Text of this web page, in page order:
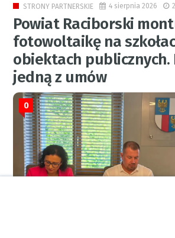
STRONY PARTNERSKIE 4 sierpnia 2026
Powiat Raciborski
fotowoltaikę na
obiektach publicznych.
jedną z umów
0